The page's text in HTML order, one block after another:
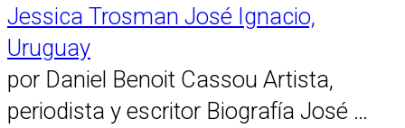
Jessica Trosman José Ignacio,
Uruguay
por Daniel Benoit Cassou Artista,
periodista y escritor Biografía José …